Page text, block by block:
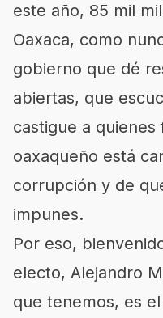
este año, 85 mil
Oaxaca, como
gobierno que dé
abiertas, que
castigue a
oaxaqueño está
corrupción y de
impunes.
Por eso,
electo, Alejandro
que tenemos, es